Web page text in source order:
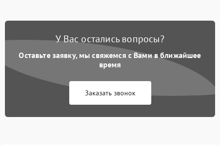
У Вас остались вопросы?
Оставьте заявку, мы свяжемся с Вами в ближайшее
время
Заказать звонок